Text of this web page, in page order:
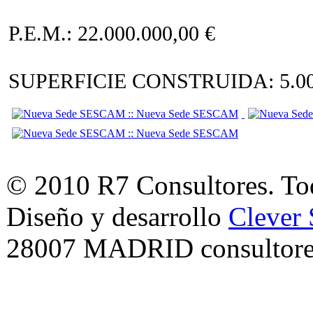
P.E.M.: 22.000.000,00 €
SUPERFICIE CONSTRUIDA:
© 2010 R7 Consultores.
Diseño y desarrollo Clever
28007 MADRID